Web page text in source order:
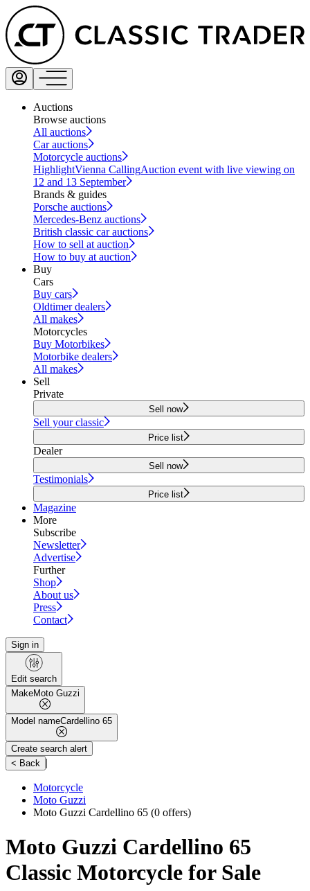
Auctions
Browse auctions
All auctions
Car auctions
Motorcycle auctions
HighlightVienna CallingAuction event with live viewing on
12 and 13 September
Brands & guides
Porsche auctions
Mercedes-Benz auctions
British classic car auctions
How to sell at auction
How to buy at auction
Buy
Cars
Buy cars
Oldtimer dealers
All makes
Motorcycles
Buy Motorbikes
Motorbike dealers
All makes
Sell
Private
Sell now
Sell your classic
Price list
Dealer
Sell now
Testimonials
Price list
Magazine
More
Subscribe
Newsletter
Advertise
Further
Shop
About us
Press
Contact
Sign in
Edit search
MakeMoto Guzzi
Model nameCardellino 65
Create search alert
< Back |
Motorcycle
Moto Guzzi
Moto Guzzi Cardellino 65 (0 offers)
Moto Guzzi Cardellino 65
Classic Motorcycle for Sale